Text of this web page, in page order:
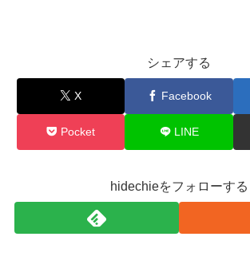
シェアする
X Facebook
Pocket LINE
hidechieをフォローする